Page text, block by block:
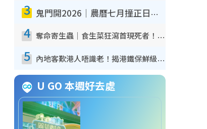
3 鬼門開2026｜農曆七月撞正日全食特別邪？專家警告切忌做一事！揭4大禁忌+2招保平安
4 奪命寄生蟲｜食生菜狂瀉首現死者！疫潮惡化錄1.8萬宗病例 揭洗菜3大謬誤
5 內地客歎港人唔識老！揭港鐵保鮮級冷氣 港人求放過：咪投訴
U GO 本週好去處